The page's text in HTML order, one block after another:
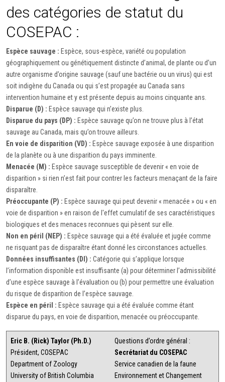
des catégories de statut du
COSEPAC :
Espèce sauvage : Espèce, sous-espèce, variété ou population
géographiquement ou génétiquement distincte d’animal, de plante ou d’un
autre organisme d’origine sauvage (sauf une bactérie ou un virus) qui est
soit indigène du Canada ou qui s’est propagée au Canada sans
intervention humaine et y est présente depuis au moins cinquante ans.
Disparue (D) : Espèce sauvage qui n’existe plus.
Disparue du pays (DP) : Espèce sauvage qu’on ne trouve plus à l’état
sauvage au Canada, mais qu’on trouve ailleurs.
En voie de disparition (VD) : Espèce sauvage exposée à une disparition
de la planète ou à une disparition du pays imminente.
Menacée (M) : Espèce sauvage susceptible de devenir « en voie de
disparition » si rien n’est fait pour contrer les facteurs menaçant de la faire
disparaître.
Préoccupante (P) : Espèce sauvage qui peut devenir « menacée » ou « en
voie de disparition » en raison de l'effet cumulatif de ses caractéristiques
biologiques et des menaces reconnues qui pèsent sur elle.
Non en péril (NEP) : Espèce sauvage qui a été évaluée et jugée comme
ne risquant pas de disparaître étant donné les circonstances actuelles.
Données insuffisantes (DI) : Catégorie qui s’applique lorsque
l’information disponible est insuffisante (a) pour déterminer l’admissibilité
d’une espèce sauvage à l’évaluation ou (b) pour permettre une évaluation
du risque de disparition de l’espèce sauvage.
Espèce en péril : Espèce sauvage qui a été évaluée comme étant
disparue du pays, en voie de disparition, menacée ou préoccupante.
Eric B. (Rick) Taylor (Ph.D.)
Président, COSEPAC
Department of Zoology
University of British Columbia
Questions d’ordre général :
Secrétariat du COSEPAC
Service canadien de la faune
Environnement et Changement